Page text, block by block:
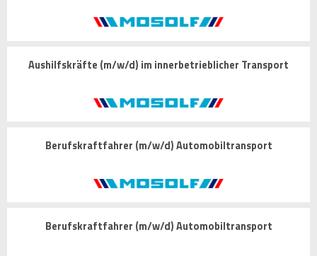
Aushilfskräfte (m/w/d) im innerbetrieblicher Transport
Berufskraftfahrer (m/w/d) Automobiltransport
Berufskraftfahrer (m/w/d) Automobiltransport